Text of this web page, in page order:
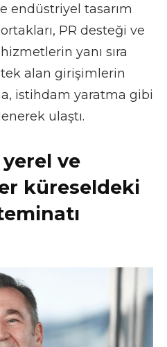
endüstriyel tasarım
PR desteği ve
yanı sıra
alan girişimlerin
istihdam yaratma gibi
ulaştı.
yerel ve
küreseldeki